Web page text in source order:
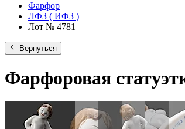
Фарфор
ЛФЗ ( ИФЗ )
Лот № 4781
Вернуться
Фарфоровая